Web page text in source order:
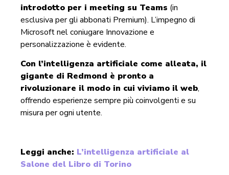
introdotto per i meeting su Teams (in
esclusiva per gli abbonati Premium). L’impegno di
Microsoft nel coniugare Innovazione e
personalizzazione è evidente.
Con l’intelligenza artificiale come alleata, il
gigante di Redmond è pronto a
rivoluzionare il modo in cui viviamo il web,
offrendo esperienze sempre più coinvolgenti e su
misura per ogni utente.
Leggi anche: L’intelligenza artificiale al
Salone del Libro di Torino